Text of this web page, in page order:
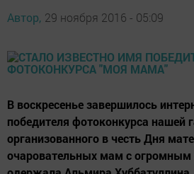
Автор, 29 ноября 2016 - 05:09
В воскресенье завершилось
победителя фотоконкурса нашей
организованного в честь Дня
очаровательных мам с